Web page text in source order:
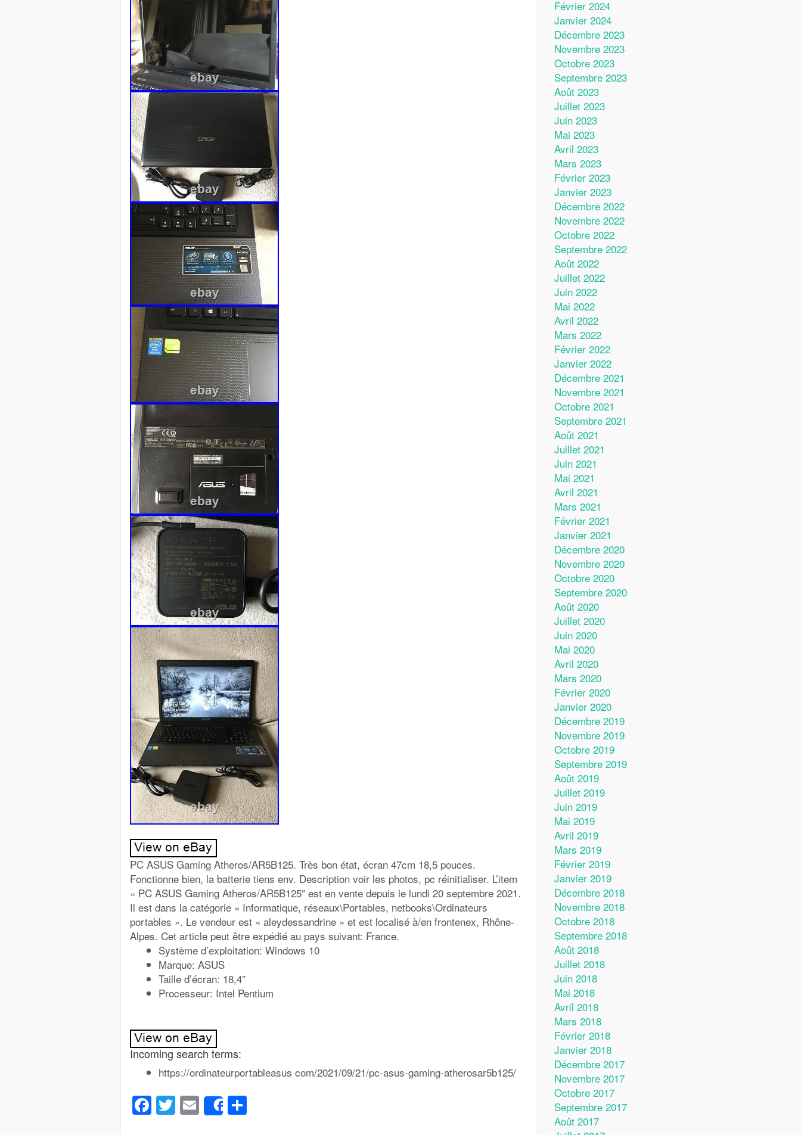
PC ASUS Gaming Atheros/AR5B125. Très bon état, écran 47cm 18,5 pouces.
Fonctionne bien, la batterie tiens env. Description voir les photos, pc réinitialiser. L’item
« PC ASUS Gaming Atheros/AR5B125″ est en vente depuis le lundi 20 septembre 2021.
Il est dans la catégorie « Informatique, réseaux\Portables, netbooks\Ordinateurs
portables ». Le vendeur est « aleydessandrine » et est localisé à/en frontenex, Rhône-
Alpes. Cet article peut être expédié au pays suivant: France.
Système d’exploitation: Windows 10
Marque: ASUS
Taille d’écran: 18,4″
Processeur: Intel Pentium
Incoming search terms:
https://ordinateurportableasus com/2021/09/21/pc-asus-gaming-atherosar5b125/
Facebook
Twitter
Email
Share
Février 2024
Janvier 2024
Décembre 2023
Novembre 2023
Octobre 2023
Septembre 2023
Août 2023
Juillet 2023
Juin 2023
Mai 2023
Avril 2023
Mars 2023
Février 2023
Janvier 2023
Décembre 2022
Novembre 2022
Octobre 2022
Septembre 2022
Août 2022
Juillet 2022
Juin 2022
Mai 2022
Avril 2022
Mars 2022
Février 2022
Janvier 2022
Décembre 2021
Novembre 2021
Octobre 2021
Septembre 2021
Août 2021
Juillet 2021
Juin 2021
Mai 2021
Avril 2021
Mars 2021
Février 2021
Janvier 2021
Décembre 2020
Novembre 2020
Octobre 2020
Septembre 2020
Août 2020
Juillet 2020
Juin 2020
Mai 2020
Avril 2020
Mars 2020
Février 2020
Janvier 2020
Décembre 2019
Novembre 2019
Octobre 2019
Septembre 2019
Août 2019
Juillet 2019
Juin 2019
Mai 2019
Avril 2019
Mars 2019
Février 2019
Janvier 2019
Décembre 2018
Novembre 2018
Octobre 2018
Septembre 2018
Août 2018
Juillet 2018
Juin 2018
Mai 2018
Avril 2018
Mars 2018
Février 2018
Janvier 2018
Décembre 2017
Novembre 2017
Octobre 2017
Septembre 2017
Août 2017